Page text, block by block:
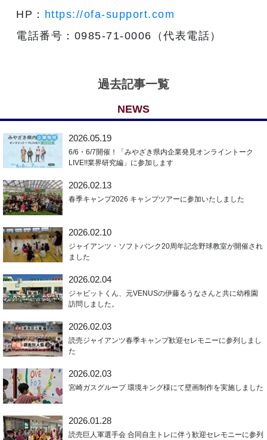
HP： https://ofa-support.com
電話番号：0985-71-0006（代表電話）
過去記事一覧
NEWS
2026.05.19
6/6・6/7開催！「みやざき県内企業発見オンライントーク
LIVE!!業界研究編」に参加します
2026.02.13
春季キャンプ2026 キャンプツアーに参加いたしました
2026.02.10
ジャイアンツ・ソフトバンク20周年記念野球教室が開催され
ました
2026.02.04
ジャビットくん、元VENUSの伊藤るうなさんと共に幼稚園
訪問しました。
2026.02.03
読売ジャイアンツ春季キャンプ歓迎セレモニーに参列しまし
た
2026.02.03
宮崎ガスグループ 環境キング様にて壁画制作を実施しました
2026.01.28
読売巨人軍選手会 合同自主トレに伴う歓迎セレモニーに参列